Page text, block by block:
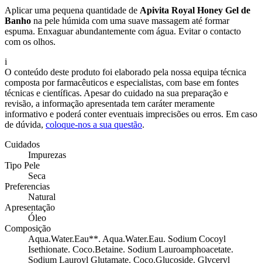
Aplicar uma pequena quantidade de Apivita Royal Honey Gel de
Banho na pele húmida com uma suave massagem até formar
espuma. Enxaguar abundantemente com água. Evitar o contacto
com os olhos.
i
O conteúdo deste produto foi elaborado pela nossa equipa técnica
composta por farmacêuticos e especialistas, com base em fontes
técnicas e científicas. Apesar do cuidado na sua preparação e
revisão, a informação apresentada tem caráter meramente
informativo e poderá conter eventuais imprecisões ou erros. Em caso
de dúvida, coloque-nos a sua questão.
Cuidados
Impurezas
Tipo Pele
Seca
Preferencias
Natural
Apresentação
Óleo
Composição
Aqua.Water.Eau**. Aqua.Water.Eau. Sodium Cocoyl
Isethionate. Coco.Betaine. Sodium Lauroamphoacetate.
Sodium Lauroyl Glutamate. Coco.Glucoside. Glyceryl